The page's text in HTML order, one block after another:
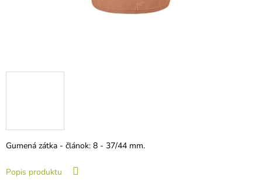
Gumená zátka - článok: 8 - 37/44 mm.
Popis produktu